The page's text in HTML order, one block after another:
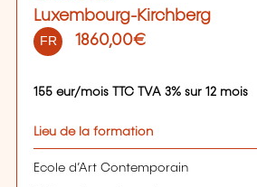
Luxembourg-Kirchberg
FR 1860,00€
155 eur/mois TTC TVA 3% sur 12 mois
Lieu de la formation
Ecole d’Art Contemporain